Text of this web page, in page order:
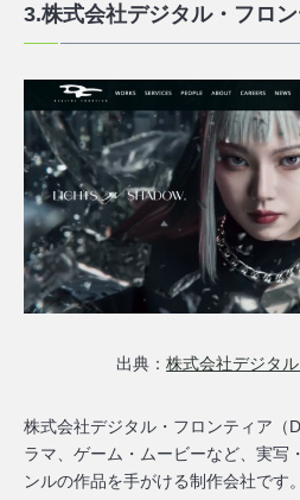
3.株式会社デジタル・フロ
出典：株式会社デジタ
株式会社デジタル・フロンティア（
ラマ、ゲーム・ムービーなど、実写
ンルの作品を手がける制作会社です。